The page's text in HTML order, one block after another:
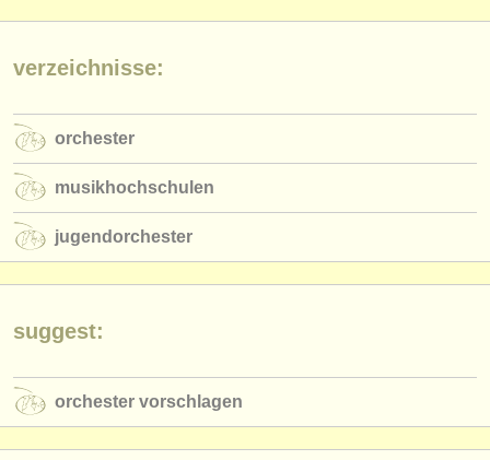
anzeige veröffentlichen
find out about our
ATSfaq
einloggen
verzeichnisse:
orchester
musikhochschulen
jugendorchester
suggest:
orchester vorschlagen